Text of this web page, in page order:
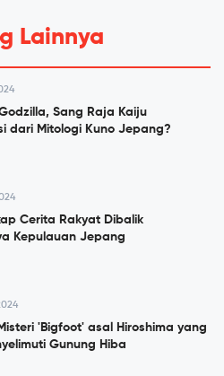
Lainnya
Sang Raja Kaiju
dari Mitologi Kuno Jepang?
Cerita Rakyat Dibalik
Kepulauan Jepang
'Bigfoot' asal Hiroshima yang
Gunung Hiba